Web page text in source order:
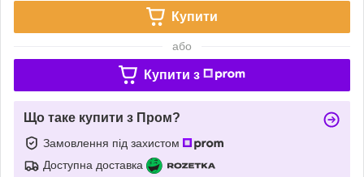
Купити
або
Купити з
Що таке купити з Пром?
Замовлення під захистом
Доступна доставка